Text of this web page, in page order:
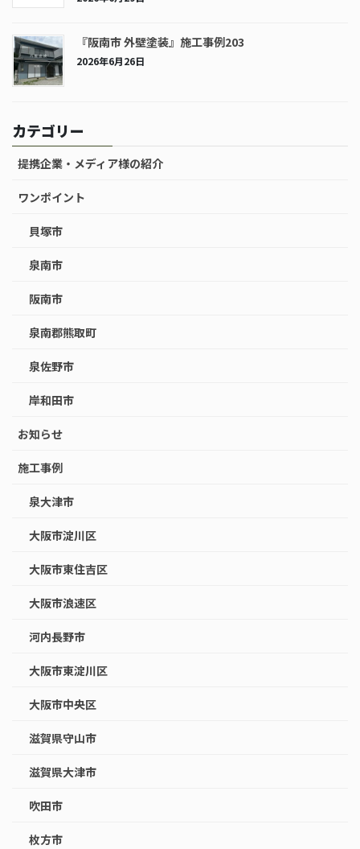
『阪南市 外壁塗装』施工事例203
2026年6月26日
カテゴリー
提携企業・メディア様の紹介
ワンポイント
貝塚市
泉南市
阪南市
泉南郡熊取町
泉佐野市
岸和田市
お知らせ
施工事例
泉大津市
大阪市淀川区
大阪市東住吉区
大阪市浪速区
河内長野市
大阪市東淀川区
大阪市中央区
滋賀県守山市
滋賀県大津市
吹田市
枚方市